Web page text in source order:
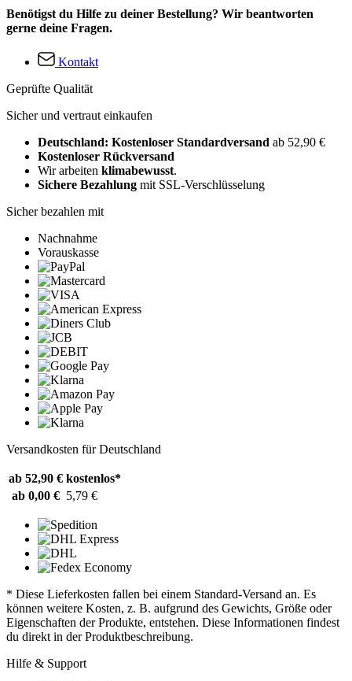
Benötigst du Hilfe zu deiner Bestellung? Wir beantworten
gerne deine Fragen.
Kontakt
Geprüfte Qualität
Sicher und vertraut einkaufen
Deutschland: Kostenloser Standardversand ab 52,90 €
Kostenloser Rückversand
Wir arbeiten klimabewusst.
Sichere Bezahlung mit SSL-Verschlüsselung
Sicher bezahlen mit
Nachnahme
Vorauskasse
Versandkosten für Deutschland
ab 52,90 € kostenlos*
ab 0,00 € 5,79 €
* Diese Lieferkosten fallen bei einem Standard-Versand an. Es
können weitere Kosten, z. B. aufgrund des Gewichts, Größe oder
Eigenschaften der Produkte, entstehen. Diese Informationen findest
du direkt in der Produktbeschreibung.
Hilfe & Support